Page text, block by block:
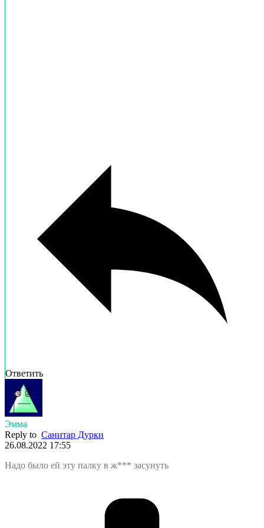
Ответить
Эмма
Reply to Санитар Дурки
26.08.2022 17:55
Надо было ей эту палку в ж*** засунуть